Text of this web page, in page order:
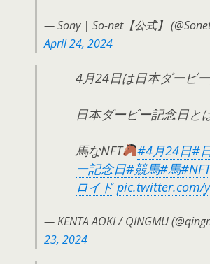
— Sony | So-net【公式】
April 24, 2024
4月24日は日本ダービ
日本ダービー記念日と
馬なNFT #4月24日#
ー記念日#競馬#馬#NFT
ロイド pic.twitter.com/
— KENTA AOKI / QINGMU
23, 2024